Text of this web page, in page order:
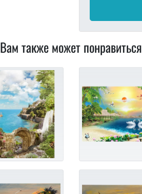
Вам также может понравиться